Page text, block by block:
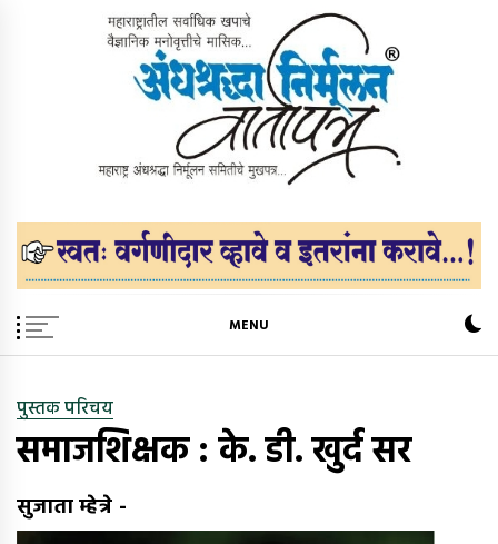
अंधश्रद्धा निर्मूलन वार्तापत्र ®
MENU
पुस्तक परिचय
समाजशिक्षक : के. डी. खुर्द सर
सुजाता म्हेत्रे -